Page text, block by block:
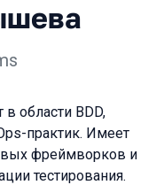
области BDD,
практик. Имеет
фреймворков и
тестирования.